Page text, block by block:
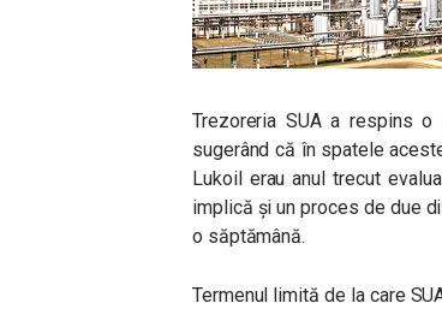
Trezoreria SUA a respins
sugerând că în spatele
Lukoil erau anul trecut
implică și un proces de due
o săptămână.
Termenul limită de la care